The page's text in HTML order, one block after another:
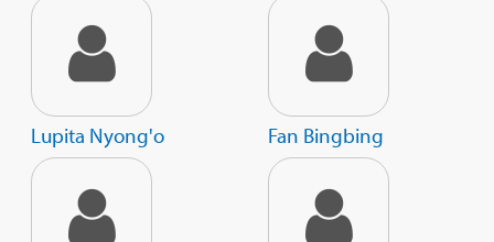
Lupita Nyong'o Fan Bingbing